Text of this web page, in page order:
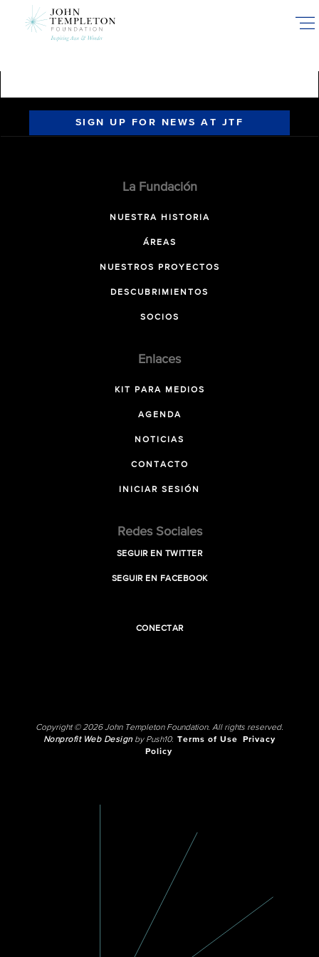
SIGN UP FOR NEWS AT JTF
La Fundación
NUESTRA HISTORIA
ÁREAS
NUESTROS PROYECTOS
DESCUBRIMIENTOS
SOCIOS
Enlaces
KIT PARA MEDIOS
AGENDA
NOTICIAS
CONTACTO
INICIAR SESIÓN
Redes Sociales
SEGUIR EN TWITTER
SEGUIR EN FACEBOOK
CONECTAR
Copyright © 2026 John Templeton Foundation. All rights reserved.
Nonprofit Web Designby Push10. Terms of Use
Privacy
Policy